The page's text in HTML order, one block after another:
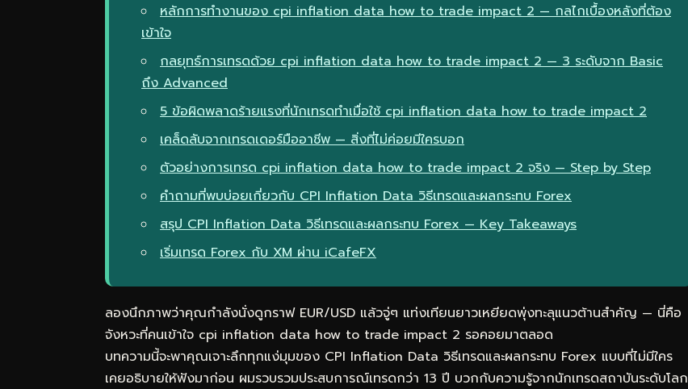
หลักการทำงานของ cpi inflation data how to trade impact 2 — กลไกเบื้องหลังที่ต้อง
เข้าใจ
กลยุทธ์การเทรดด้วย cpi inflation data how to trade impact 2 — 3 ระดับจาก Basic
ถึง Advanced
5 ข้อผิดพลาดร้ายแรงที่นักเทรดทำเมื่อใช้ cpi inflation data how to trade impact 2
เคล็ดลับจากเทรดเดอร์มืออาชีพ — สิ่งที่ไม่ค่อยมีใครบอก
ตัวอย่างการเทรด cpi inflation data how to trade impact 2 จริง — Step by Step
คำถามที่พบบ่อยเกี่ยวกับ CPI Inflation Data วิธีเทรดและผลกระทบ Forex
สรุป CPI Inflation Data วิธีเทรดและผลกระทบ Forex — Key Takeaways
เริ่มเทรด Forex กับ XM ผ่าน iCafeFX
ลองนึกภาพว่าคุณกำลังนั่งดูกราฟ EUR/USD แล้วจู่ๆ แท่งเทียนยาวเหยียดพุ่งทะลุแนวต้านสำคัญ — นี่คือ
จังหวะที่คนเข้าใจ cpi inflation data how to trade impact 2 รอคอยมาตลอด
บทความนี้จะพาคุณเจาะลึกทุกแง่มุมของ CPI Inflation Data วิธีเทรดและผลกระทบ Forex แบบที่ไม่มีใคร
เคยอธิบายให้ฟังมาก่อน ผมรวบรวมประสบการณ์เทรดกว่า 13 ปี บวกกับความรู้จากนักเทรดสถาบันระดับโลก